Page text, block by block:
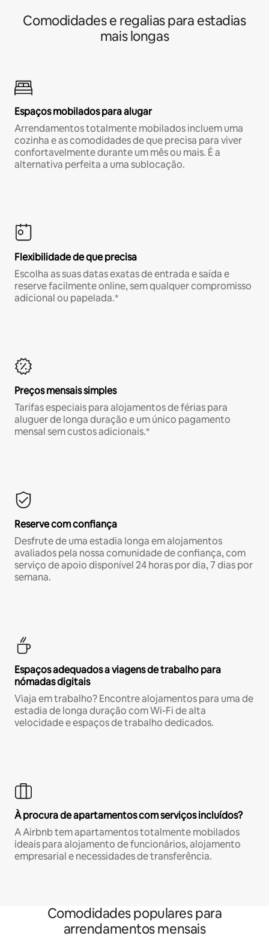
Comodidades e regalias para estadias
mais longas
Espaços mobilados para alugar
Arrendamentos totalmente mobilados incluem uma
cozinha e as comodidades de que precisa para viver
confortavelmente durante um mês ou mais. É a
alternativa perfeita a uma sublocação.
Flexibilidade de que precisa
Escolha as suas datas exatas de entrada e saída e
reserve facilmente online, sem qualquer compromisso
adicional ou papelada.*
Preços mensais simples
Tarifas especiais para alojamentos de férias para
aluguer de longa duração e um único pagamento
mensal sem custos adicionais.*
Reserve com confiança
Desfrute de uma estadia longa em alojamentos
avaliados pela nossa comunidade de confiança, com
serviço de apoio disponível 24 horas por dia, 7 dias por
semana.
Espaços adequados a viagens de trabalho para
nómadas digitais
Viaja em trabalho? Encontre alojamentos para uma de
estadia de longa duração com Wi-Fi de alta
velocidade e espaços de trabalho dedicados.
À procura de apartamentos com serviços incluídos?
A Airbnb tem apartamentos totalmente mobilados
ideais para alojamento de funcionários, alojamento
empresarial e necessidades de transferência.
Comodidades populares para
arrendamentos mensais